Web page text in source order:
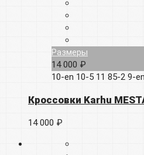
Размеры
14 000 ₽
10-en 10-511 85-2 9-en
Кроссовки Karhu
14 000 ₽